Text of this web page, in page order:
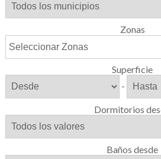
Zonas
Seleccionar Zonas
Superficie
-
Dormitorios
Baños desde